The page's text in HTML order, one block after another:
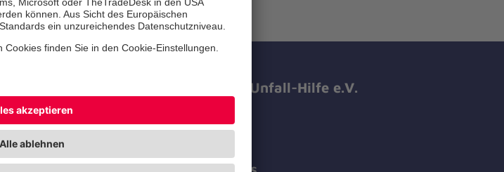
Zertifizierung der Johanniter-Unfall-Hilfe e.V.
Die Johanniter GmbH führt das